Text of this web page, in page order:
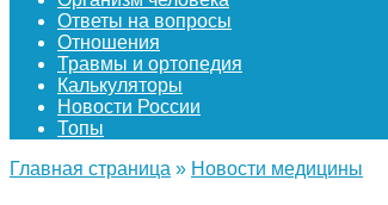
Ответы на вопросы
Отношения
Травмы и ортопедия
Калькуляторы
Новости России
Топы
Главная страница » Новости медицины